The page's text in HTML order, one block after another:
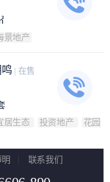
景地产
| 在售
居生态 投资地产
花园
联系我们